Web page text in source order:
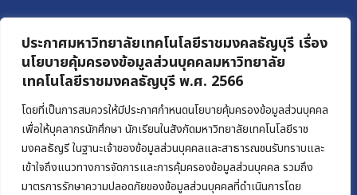
ประกาศมหาวิทยาลัยเทคโนโลยีราชมงคลธัญบุรี เรื่อง
นโยบายคุ้มครองข้อมูลส่วนบุคคลมหาวิทยาลัย
เทคโนโลยีราชมงคลธัญบุรี พ.ศ. 2566
โดยที่เป็นการสมควรให้มีประกาศกำหนดนโยบายคุ้มครองข้อมูลส่วนบุคคล
เพื่อให้บุคลากรนักศึกษา นักเรียนในสังกัดมหาวิทยาลัยเทคโนโลยีราช
มงคลธัญรี ในฐานะเจ้าของข้อมูลส่วนบุคคลและสาธารณชนรับทราบและ
เข้าใจถึงแนวทางการจัดการและการคุ้มครองข้อมูลส่วนบุคคล รวมถึง
มาตรการรักษาความปลอดภัยของข้อมูลส่วนบุคคลที่ดำเนินการโดย